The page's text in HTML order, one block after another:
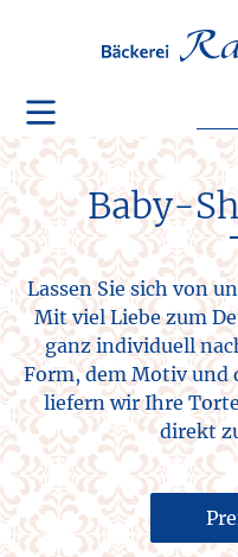
Baby-
Lassen Sie sich von
Mit viel Liebe zum
ganz individuell
Form, dem Motiv und
liefern wir Ihre
direkt